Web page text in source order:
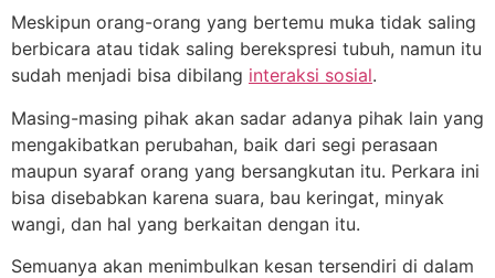
Meskipun orang-orang yang bertemu muka tidak saling
berbicara atau tidak saling berekspresi tubuh, namun itu
sudah menjadi bisa dibilang interaksi sosial.
Masing-masing pihak akan sadar adanya pihak lain yang
mengakibatkan perubahan, baik dari segi perasaan
maupun syaraf orang yang bersangkutan itu. Perkara ini
bisa disebabkan karena suara, bau keringat, minyak
wangi, dan hal yang berkaitan dengan itu.
Semuanya akan menimbulkan kesan tersendiri di dalam